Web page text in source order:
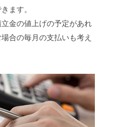
ます。
金の値上げの予定があれ
合の毎月の支払いも考え